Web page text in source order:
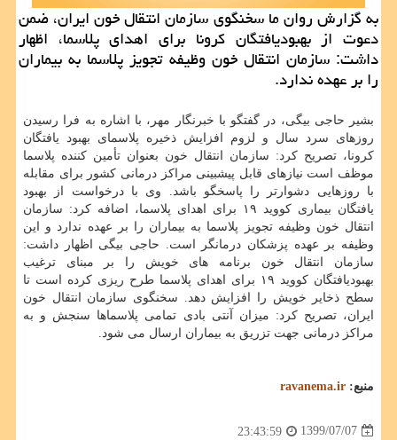
به گزارش روان ما سخنگوی سازمان انتقال خون ایران، ضمن
دعوت از بهبودیافتگان كرونا برای اهدای پلاسما، اظهار
داشت: سازمان انتقال خون وظیفه تجویز پلاسما به بیماران
را بر عهده ندارد.
بشیر حاجی بیگی، در گفتگو با خبرنگار مهر، با اشاره به فرا رسیدن
روزهای سرد سال و لزوم افزایش ذخیره پلاسمای بهبود یافتگان
کرونا، تصریح کرد: سازمان انتقال خون بعنوان تأمین کننده پلاسما
موظف است نیازهای قابل پیشبینی مراکز درمانی کشور برای مقابله
با روزهایی دشوارتر را پاسخگو باشد. وی با درخواست از بهبود
یافتگان بیماری کووید ۱۹ برای اهدای پلاسما، اضافه کرد: سازمان
انتقال خون وظیفه تجویز پلاسما به بیماران را بر عهده ندارد و این
وظیفه بر عهده پزشکان درمانگر است. حاجی بیگی اظهار داشت:
سازمان انتقال خون برنامه های خویش را بر مبنای ترغیب
بهبودیافتگان کووید ۱۹ برای اهدای پلاسما طرح ریزی کرده است تا
سطح ذخایر خویش را افزایش دهد. سخنگوی سازمان انتقال خون
ایران، تصریح کرد: میزان آنتی بادی تمامی پلاسماها سنجش و به
مراکز درمانی جهت تزریق به بیماران ارسال می شود.
منبع: ravanema.ir
1399/07/07
23:43:59